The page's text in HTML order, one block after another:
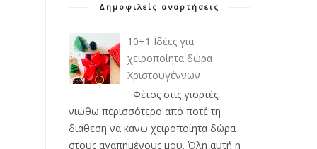
Δημοφιλείς αναρτήσεις
10+1 Ιδέες για
χειροποίητα δώρα
Χριστουγέννων
Φέτος στις γιορτές,
νιώθω περισσότερο από ποτέ τη
διάθεση να κάνω χειροποίητα δώρα
στους αγαπημένους μου. Όλη αυτή η